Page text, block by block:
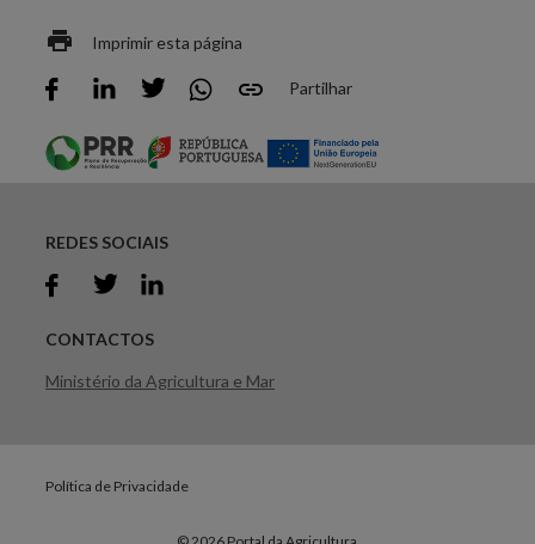
Imprimir esta página
Partilhar
REDES SOCIAIS
CONTACTOS
Ministério da Agricultura e Mar
Política de Privacidade